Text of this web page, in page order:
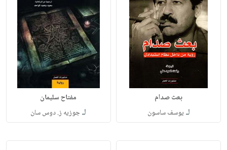
بعث صدام
لـ يوسف ساسون
مفتاح سليمان
لـجوزيه ز. دوس سان